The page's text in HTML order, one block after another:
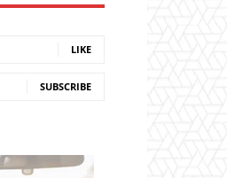
LIKE
SUBSCRIBE